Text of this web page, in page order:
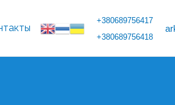
+380689756417
+380689756418